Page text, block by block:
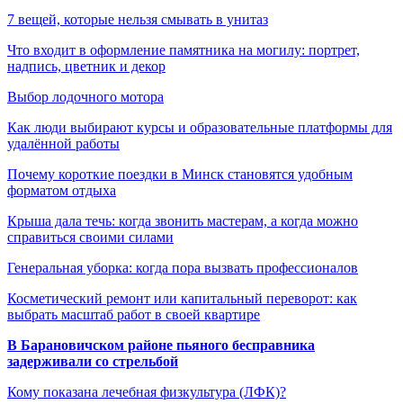
7 вещей, которые нельзя смывать в унитаз
Что входит в оформление памятника на могилу: портрет,
надпись, цветник и декор
Выбор лодочного мотора
Как люди выбирают курсы и образовательные платформы для
удалённой работы
Почему короткие поездки в Минск становятся удобным
форматом отдыха
Крыша дала течь: когда звонить мастерам, а когда можно
справиться своими силами
Генеральная уборка: когда пора вызвать профессионалов
Косметический ремонт или капитальный переворот: как
выбрать масштаб работ в своей квартире
В Барановичском районе пьяного бесправника
задерживали со стрельбой
Кому показана лечебная физкультура (ЛФК)?